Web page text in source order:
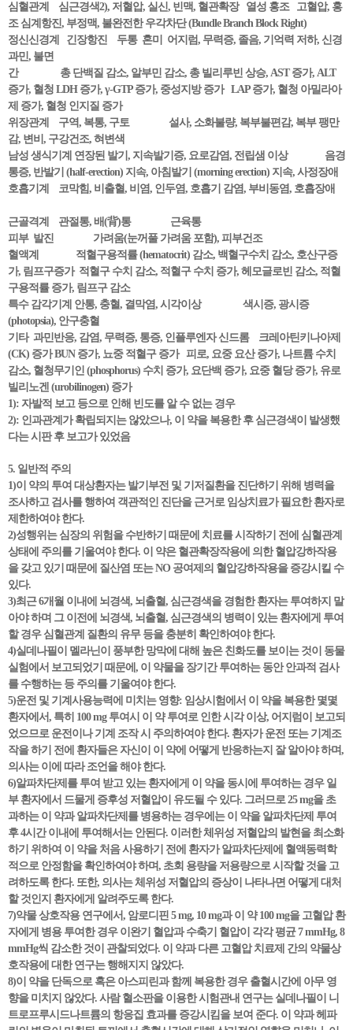
심혈관계 심근경색2), 저혈압, 실신, 빈맥, 혈관확장 열성 홍조 고혈압, 홍
조 심계항진, 부정맥, 불완전한 우각차단 (Bundle Branch Block Right)
정신신경계 긴장항진 두통 혼미 어지럼, 무력증, 졸음, 기억력 저하, 신경
과민, 불면
간 총 단백질 감소, 알부민 감소, 총 빌리루빈 상승, AST 증가, ALT
증가, 혈청 LDH 증가, γ-GTP 증가, 중성지방 증가 LAP 증가, 혈청 아밀라아
제 증가, 혈청 인지질 증가
위장관계 구역, 복통, 구토 설사, 소화불량, 복부불편감, 복부 팽만
감, 변비, 구강건조, 혀변색
남성 생식기계 연장된 발기, 지속발기증, 요로감염, 전립샘 이상 음경
통증, 반발기 (half-erection) 지속, 아침발기 (morning erection) 지속, 사정장애
호흡기계 코막힘, 비출혈, 비염, 인두염, 호흡기 감염, 부비동염, 호흡장애
근골격계 관절통, 배(背)통 근육통
피부 발진 가려움(눈꺼풀 가려움 포함), 피부건조
혈액계 적혈구용적률 (hematocrit) 감소, 백혈구수치 감소, 호산구증
가, 림프구증가 적혈구 수치 감소, 적혈구 수치 증가, 헤모글로빈 감소, 적혈
구용적률 증가, 림프구 감소
특수 감각기계 안통, 충혈, 결막염, 시각이상 색시증, 광시증
(photopsia), 안구충혈
기타 과민반응, 감염, 무력증, 통증, 인플루엔자 신드롬 크레아틴키나아제
(CK) 증가 BUN 증가, 뇨중 적혈구 증가 피로, 요중 요산 증가, 나트륨 수치
감소, 혈청무기인 (phosphorus) 수치 증가, 요단백 증가, 요중 혈당 증가, 유로
빌리노겐 (urobilinogen) 증가
1): 자발적 보고 등으로 인해 빈도를 알 수 없는 경우
2): 인과관계가 확립되지는 않았으나, 이 약을 복용한 후 심근경색이 발생했
다는 시판 후 보고가 있었음
5. 일반적 주의
1)이 약의 투여 대상환자는 발기부전 및 기저질환을 진단하기 위해 병력을
조사하고 검사를 행하여 객관적인 진단을 근거로 임상치료가 필요한 환자로
제한하여야 한다.
2)성행위는 심장의 위험을 수반하기 때문에 치료를 시작하기 전에 심혈관계
상태에 주의를 기울여야 한다. 이 약은 혈관확장작용에 의한 혈압강하작용
을 갖고 있기 때문에 질산염 또는 NO 공여제의 혈압강하작용을 증강시킬 수
있다.
3)최근 6개월 이내에 뇌경색, 뇌출혈, 심근경색을 경험한 환자는 투여하지 말
아야 하며 그 이전에 뇌경색, 뇌출혈, 심근경색의 병력이 있는 환자에게 투여
할 경우 심혈관계 질환의 유무 등을 충분히 확인하여야 한다.
4)실데나필이 멜라닌이 풍부한 망막에 대해 높은 친화도를 보이는 것이 동물
실험에서 보고되었기 때문에, 이 약물을 장기간 투여하는 동안 안과적 검사
를 수행하는 등 주의를 기울여야 한다.
5)운전 및 기계사용능력에 미치는 영향: 임상시험에서 이 약을 복용한 몇몇
환자에서, 특히 100 mg 투여시 이 약 투여로 인한 시각 이상, 어지럼이 보고되
었으므로 운전이나 기계 조작 시 주의하여야 한다. 환자가 운전 또는 기계조
작을 하기 전에 환자들은 자신이 이 약에 어떻게 반응하는지 잘 알아야 하며,
의사는 이에 따라 조언을 해야 한다.
6)알파차단제를 투여 받고 있는 환자에게 이 약을 동시에 투여하는 경우 일
부 환자에서 드물게 증후성 저혈압이 유도될 수 있다. 그러므로 25 mg을 초
과하는 이 약과 알파차단제를 병용하는 경우에는 이 약을 알파차단제 투여
후 4시간 이내에 투여해서는 안된다. 이러한 체위성 저혈압의 발현을 최소화
하기 위하여 이 약을 처음 사용하기 전에 환자가 알파차단제에 혈액동력학
적으로 안정함을 확인하여야 하며, 초회 용량을 저용량으로 시작할 것을 고
려하도록 한다. 또한, 의사는 체위성 저혈압의 증상이 나타나면 어떻게 대처
할 것인지 환자에게 알려주도록 한다.
7)약물 상호작용 연구에서, 암로디핀 5 mg, 10 mg과 이 약 100 mg을 고혈압 환
자에게 병용 투여한 경우 이완기 혈압과 수축기 혈압이 각각 평균 7 mmHg, 8
mmHg씩 감소한 것이 관찰되었다. 이 약과 다른 고혈압 치료제 간의 약물상
호작용에 대한 연구는 행해지지 않았다.
8)이 약을 단독으로 혹은 아스피린과 함께 복용한 경우 출혈시간에 아무 영
향을 미치지 않았다. 사람 혈소판을 이용한 시험관내 연구는 실데나필이 니
트로프루시드나트륨의 항응집 효과를 증강시킴을 보여 준다. 이 약과 헤파